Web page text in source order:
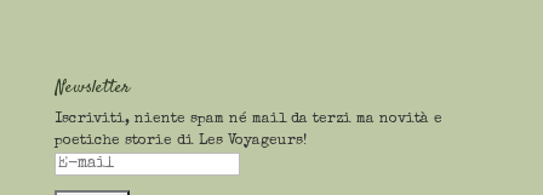
Newsletter
Iscriviti, niente spam né mail da terzi ma novità e
poetiche storie di Les Voyageurs!